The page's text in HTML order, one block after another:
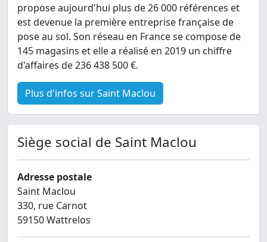
propose aujourd'hui plus de 26 000 références et
est devenue la première entreprise française de
pose au sol. Son réseau en France se compose de
145 magasins et elle a réalisé en 2019 un chiffre
d'affaires de 236 438 500 €.
Plus d'infos sur Saint Maclou
Siège social de Saint Maclou
Adresse postale
Saint Maclou
330, rue Carnot
59150 Wattrelos